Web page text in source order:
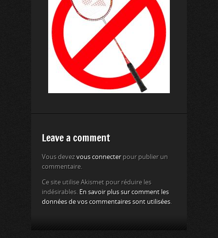
Leave a comment
Vous devez vous connecterpour publier un
commentaire.
Ce site utilise Akismet pour réduire les
indésirables. En savoir plus sur comment les
données de vos commentaires sont utilisées.